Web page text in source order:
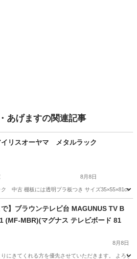
あげますの関連記事
リスオーヤマ メタルラック
8月8日
中古 棚板には透明プラ板つき サイズ35×55×81cm
山駅 オフィス用家具
で】ブラウンテレビ台 MAGUNUS TV B
(MF-MBR)(マグナス テレビボード 81
8月8日
にきてくれる方を優先させていただきます。 よろ